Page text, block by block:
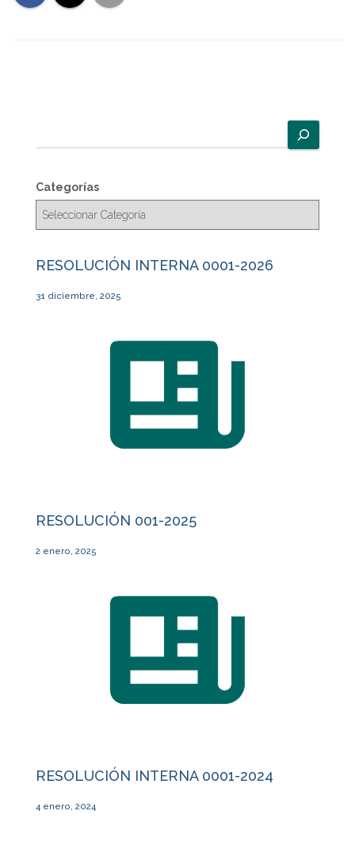
u
c
a
Categorías
RESOLUCIÓN INTERNA 0001-2026
31 diciembre, 2025
RESOLUCIÓN 001-2025
2 enero, 2025
RESOLUCIÓN INTERNA 0001-2024
4 enero, 2024